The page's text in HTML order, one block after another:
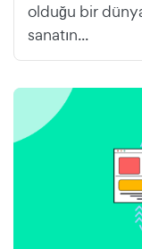
olduğu bir
sanatın...